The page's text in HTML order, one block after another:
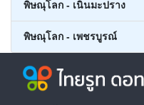
พิษณุโลก - เนินมะปราง
พิษณุโลก - เพชรบูรณ์